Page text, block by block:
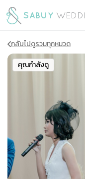
กลับไปดูรวมทุกหมวด
คุณกำลังดู